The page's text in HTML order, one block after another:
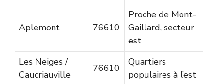
Aplemont 76610
Proche de Mont-
Gaillard, secteur
est
Les Neiges /
Caucriauville
76610
Quartiers
populaires à l’est